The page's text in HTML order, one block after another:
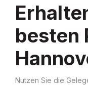
besten
Nutzen Sie die